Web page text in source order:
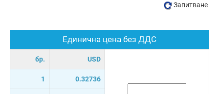
Единична цена без ДДС
бр. USD
1 0.32736
Запитване